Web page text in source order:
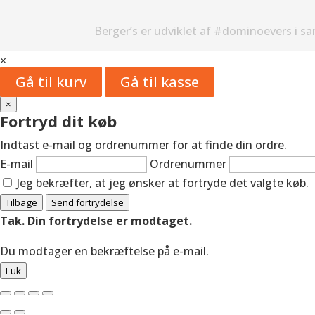
Berger’s er udviklet af #dominoevers i
×
Gå til kurv Gå til kasse
×
Fortryd dit køb
Indtast e-mail og ordrenummer for at finde din ordre.
E-mail
Ordrenummer
Jeg bekræfter, at jeg ønsker at fortryde det valgte køb.
Tilbage Send fortrydelse
Tak. Din fortrydelse er modtaget.
Du modtager en bekræftelse på e-mail.
Luk